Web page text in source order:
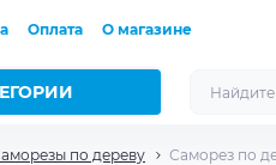
Оплата О магазине
по дереву Саморез по